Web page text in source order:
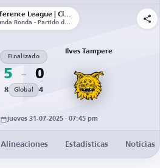
Conference League | Clasificación
Segunda Ronda - Partido de vuelta
5
Finalizado
0
8 Global 4
Ilves Tampere
jueves 31-07-2025 · 07:45 pm
Alineaciones Estadísticas Noticias